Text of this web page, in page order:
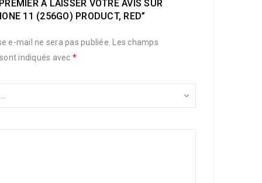
À LAISSER VOTRE AVIS SUR
11 (256GO) PRODUCT, RED”
e-mail ne sera pas publiée.
Les champs
indiqués avec *